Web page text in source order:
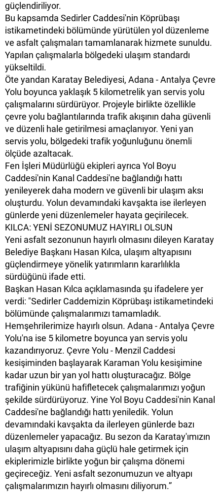
güçlendiriliyor.
Bu kapsamda Sedirler Caddesi'nin Köprübaşı
istikametindeki bölümünde yürütülen yol düzenleme
ve asfalt çalışmaları tamamlanarak hizmete sunuldu.
Yapılan çalışmalarla bölgedeki ulaşım standardı
yükseltildi.
Öte yandan Karatay Belediyesi, Adana - Antalya Çevre
Yolu boyunca yaklaşık 5 kilometrelik yan servis yolu
çalışmalarını sürdürüyor. Projeyle birlikte özellikle
çevre yolu bağlantılarında trafik akışının daha güvenli
ve düzenli hale getirilmesi amaçlanıyor. Yeni yan
servis yolu, bölgedeki trafik yoğunluğunu önemli
ölçüde azaltacak.
Fen İşleri Müdürlüğü ekipleri ayrıca Yol Boyu
Caddesi'nin Kanal Caddesi'ne bağlandığı hattı
yenileyerek daha modern ve güvenli bir ulaşım aksı
oluşturdu. Yolun devamındaki kavşakta ise ilerleyen
günlerde yeni düzenlemeler hayata geçirilecek.
KILCA: YENİ SEZONUMUZ HAYIRLI OLSUN
Yeni asfalt sezonunun hayırlı olmasını dileyen Karatay
Belediye Başkanı Hasan Kılca, ulaşım altyapısını
güçlendirmeye yönelik yatırımların kararlılıkla
sürdüğünü ifade etti.
Başkan Hasan Kılca açıklamasında şu ifadelere yer
verdi: "Sedirler Caddemizin Köprübaşı istikametindeki
bölümünde çalışmalarımızı tamamladık.
Hemşehrilerimize hayırlı olsun. Adana - Antalya Çevre
Yolu'na ise 5 kilometre boyunca yan servis yolu
kazandırıyoruz. Çevre Yolu - Menzil Caddesi
kesişiminden başlayarak Karaman Yolu kesişimine
kadar uzun bir yan yol hattı oluşturacağız. Bölge
trafiğinin yükünü hafifletecek çalışmalarımızı yoğun
şekilde sürdürüyoruz. Yine Yol Boyu Caddesi'nin Kanal
Caddesi'ne bağlandığı hattı yeniledik. Yolun
devamındaki kavşakta da ilerleyen günlerde bazı
düzenlemeler yapacağız. Bu sezon da Karatay'ımızın
ulaşım altyapısını daha güçlü hale getirmek için
ekiplerimizle birlikte yoğun bir çalışma dönemi
geçireceğiz. Yeni asfalt sezonumuzun ve altyapı
çalışmalarımızın hayırlı olmasını diliyorum.”